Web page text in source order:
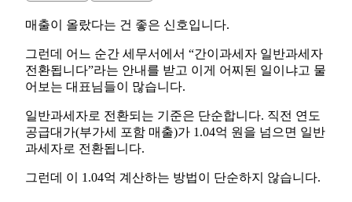
매출이 올랐다는 건 좋은 신호입니다.
그런데 어느 순간 세무서에서 “간이과세자 일반과세자
전환됩니다”라는 안내를 받고 이게 어찌된 일이냐고 물
어보는 대표님들이 많습니다.
일반과세자로 전환되는 기준은 단순합니다. 직전 연도
공급대가(부가세 포함 매출)가 1.04억 원을 넘으면 일반
과세자로 전환됩니다.
그런데 이 1.04억 계산하는 방법이 단순하지 않습니다.